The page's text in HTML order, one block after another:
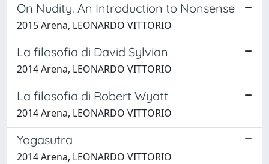
On Nudity. An Introduction to Nonsense
2015 Arena, LEONARDO VITTORIO
La filosofia di David Sylvian
2014 Arena, LEONARDO VITTORIO
La filosofia di Robert Wyatt
2014 Arena, LEONARDO VITTORIO
Yogasutra
2014 Arena, LEONARDO VITTORIO